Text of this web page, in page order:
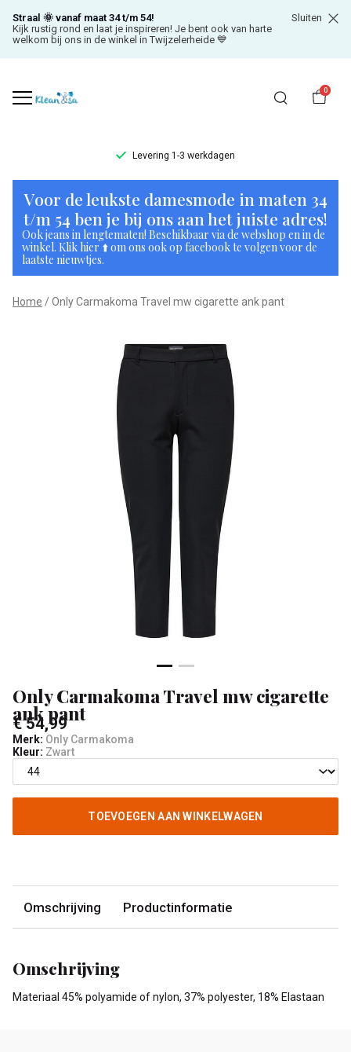
Straal 🌞 vanaf maat 34 t/m 54!
Kijk rustig rond en laat je inspireren! Je bent ook van harte
welkom bij ons in de winkel in Twijzelerheide 💙
Sluiten
0
Levering 1-3 werkdagen
Only
Carmakoma
Travel
mw
cigarette
Voor de leukste damesmode in maten 34
t/m 54 ben je bij ons aan het juiste adres!
Ook jeans in lengtematen! Beschikbaar via de webshop en in de
winkel. Klik hier ⬆️ om ons ook op facebook te volgen voor de
laatste nieuwtjes.
Home Only Carmakoma Travel mw cigarette ank pant
Only Carmakoma Travel mw cigarette
ank pant
€ 54,99
Merk: Only Carmakoma
Kleur: Zwart
TOEVOEGEN AAN WINKELWAGEN
Omschrijving Productinformatie
Omschrijving
Materiaal 45% polyamide of nylon, 37% polyester, 18% Elastaan